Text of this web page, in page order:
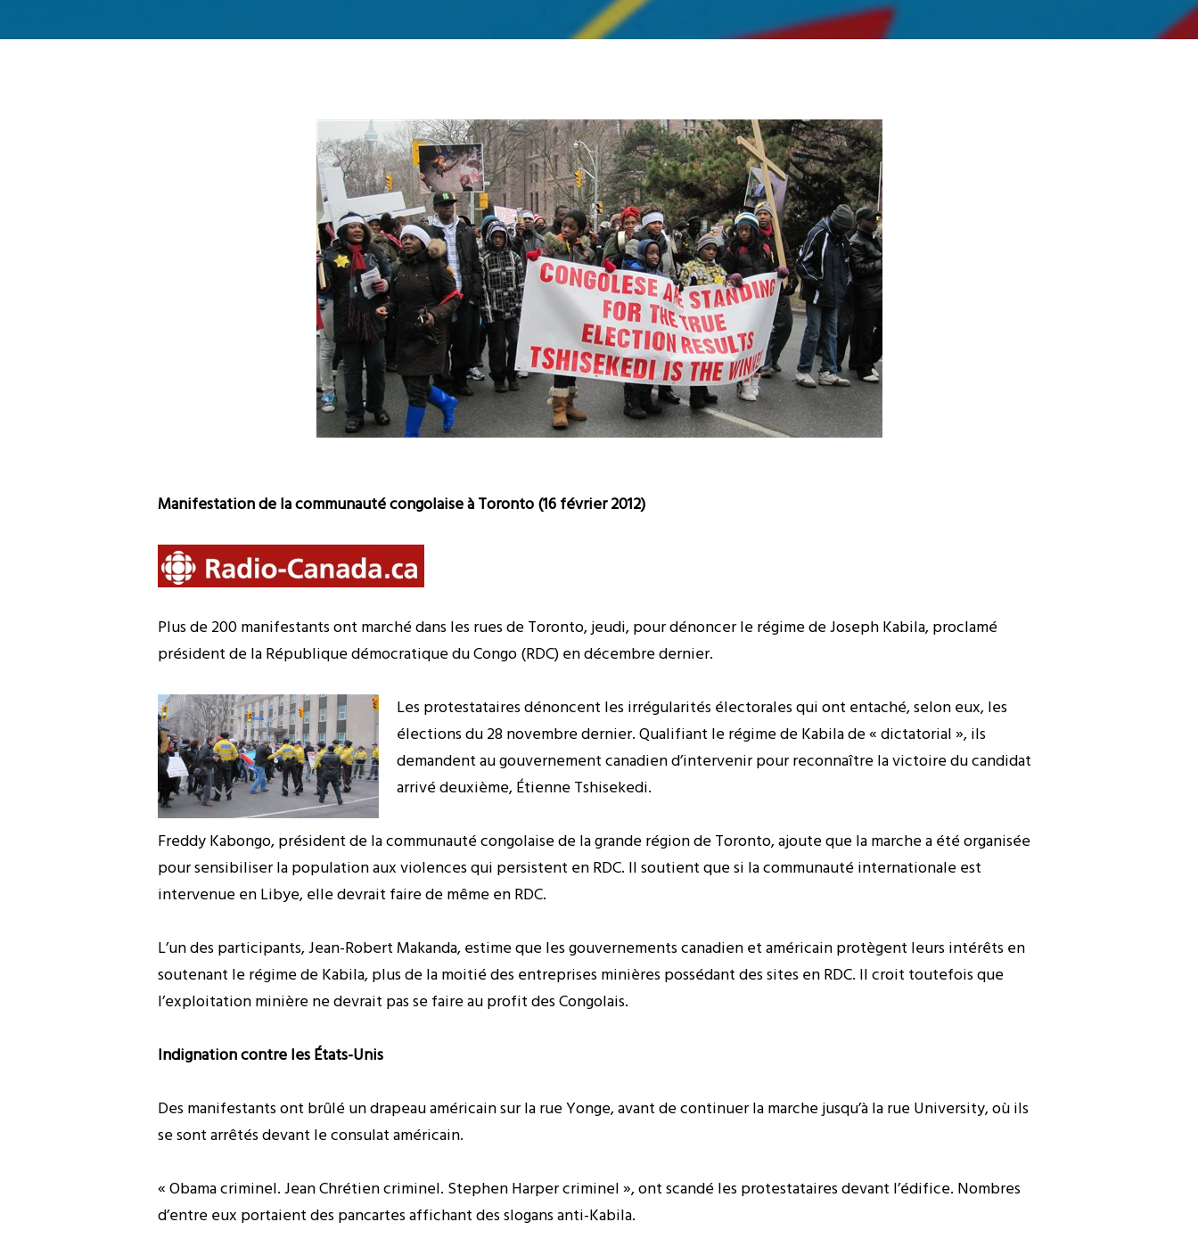
Manifestation de la communauté congolaise à Toronto (16 février 2012)
Plus de 200 manifestants ont marché dans les rues de Toronto, jeudi, pour dénoncer le régime de Joseph Kabila, proclamé
président de la République démocratique du Congo (RDC) en décembre dernier.
Les protestataires dénoncent les irrégularités électorales qui ont entaché, selon eux, les
élections du 28 novembre dernier. Qualifiant le régime de Kabila de « dictatorial », ils
demandent au gouvernement canadien d’intervenir pour reconnaître la victoire du candidat
arrivé deuxième, Étienne Tshisekedi.
Freddy Kabongo, président de la communauté congolaise de la grande région de Toronto, ajoute que la marche a été organisée
pour sensibiliser la population aux violences qui persistent en RDC. Il soutient que si la communauté internationale est
intervenue en Libye, elle devrait faire de même en RDC.
L’un des participants, Jean-Robert Makanda, estime que les gouvernements canadien et américain protègent leurs intérêts en
soutenant le régime de Kabila, plus de la moitié des entreprises minières possédant des sites en RDC. Il croit toutefois que
l’exploitation minière ne devrait pas se faire au profit des Congolais.
Indignation contre les États-Unis
Des manifestants ont brûlé un drapeau américain sur la rue Yonge, avant de continuer la marche jusqu’à la rue University, où ils
se sont arrêtés devant le consulat américain.
« Obama criminel. Jean Chrétien criminel. Stephen Harper criminel », ont scandé les protestataires devant l’édifice. Nombres
d’entre eux portaient des pancartes affichant des slogans anti-Kabila.